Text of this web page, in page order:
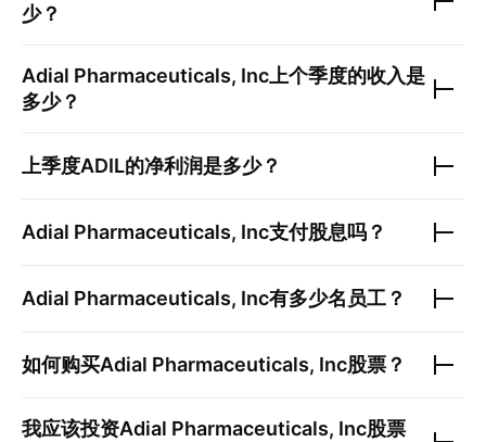
少？
Adial Pharmaceuticals, Inc 上个季度的收入是
多少？
上季度ADIL的净利润是多少？
Adial Pharmaceuticals, Inc支付股息吗？
Adial Pharmaceuticals, Inc有多少名员工？
如何购买Adial Pharmaceuticals, Inc股票？
我应该投资Adial Pharmaceuticals, Inc股票